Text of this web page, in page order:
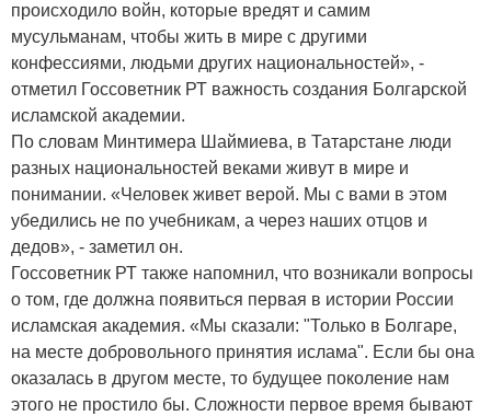
происходило войн, которые вредят и самим
мусульманам, чтобы жить в мире с другими
конфессиями, людьми других национальностей», -
отметил Госсоветник РТ важность создания Болгарской
исламской академии.
По словам Минтимера Шаймиева, в Татарстане люди
разных национальностей веками живут в мире и
понимании. «Человек живет верой. Мы с вами в этом
убедились не по учебникам, а через наших отцов и
дедов», - заметил он.
Госсоветник РТ также напомнил, что возникали вопросы
о том, где должна появиться первая в истории России
исламская академия. «Мы сказали: "Только в Болгаре,
на месте добровольного принятия ислама". Если бы она
оказалась в другом месте, то будущее поколение нам
этого не простило бы. Сложности первое время бывают